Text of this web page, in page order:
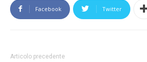
Facebook Twitter
Articolo precedente